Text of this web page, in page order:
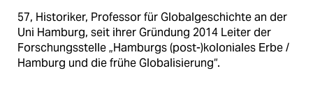
57, Historiker, Professor für Globalgeschichte an der
Uni Hamburg, seit ihrer Gründung 2014 Leiter der
Forschungsstelle „Hamburgs (post-)koloniales Erbe /
Hamburg und die frühe Globalisierung“.